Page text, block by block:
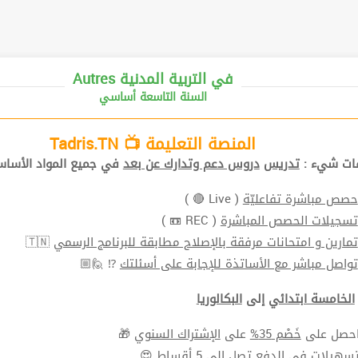
Autres في التربية المدنية
السنة التاسعة أساسي
المنصة التعليمة 📺 Tadris.TN
شيء :تدريس دروس دعم وتدارك عن بعدفي جميع المواد
حصص مباشرة تفاعليّة( Live 🔴 )
تسجيلات الحصص المباشرة( REC 📼 )
تمارين و امتحانات مرفقة بالإصلاح مطابقة للبرنامج الرسمي 🇹🇳
تواصل مباشر مع الأساتذة للإجابة على أسئلتك⁉ 🙋🏼
الخامسة ابتدائيإلىالبكالوريا
علىخَصْم 35% علىالإشتراك السنوي 🎁